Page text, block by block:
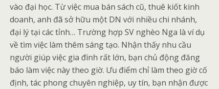
vào đại học. Từ việc mua bán sách cũ, thuê kiốt kinh
doanh, anh đã sở hữu một DN với nhiều chi nhánh,
đại lý tại các tỉnh… Trường hợp SV nghèo Nga là ví dụ
về tìm việc làm thêm sáng tạo. Nhận thấy nhu cầu
người giúp việc gia đình rất lớn, bạn chủ động đăng
báo làm việc này theo giờ. Ưu điểm chỉ làm theo giờ cố
định, tác phong chuyên nghiệp, uy tín, bạn nhận được